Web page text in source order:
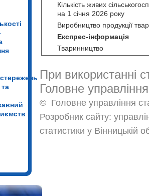
Кількість живих
на 1 січня 2026 року
Виробництво продукції
Експрес-інформація
Тваринництво
При використанні
Головне
© Головне управління
Розробник сайту:
статистики у Вінницькій